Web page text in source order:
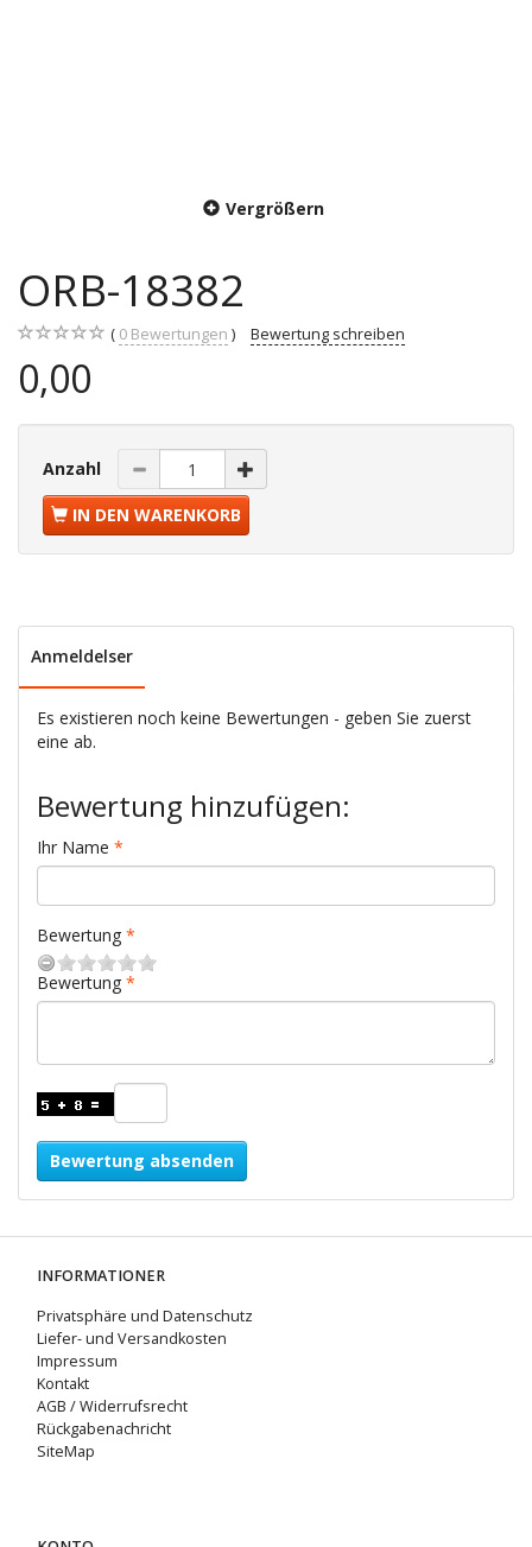
Vergrößern
ORB-18382
0 Bewertungen Bewertung schreiben
0,00
Anzahl
IN DEN WARENKORB
Anmeldelser
Es existieren noch keine Bewertungen - geben Sie zuerst
eine ab.
Bewertung hinzufügen:
Ihr Name
Bewertung
Bewertung
Bewertung absenden
INFORMATIONER
Privatsphäre und Datenschutz
Liefer- und Versandkosten
Impressum
Kontakt
AGB / Widerrufsrecht
Rückgabenachricht
SiteMap